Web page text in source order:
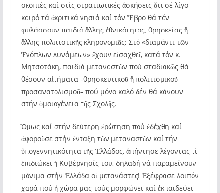
σκοπιές καί στίς στρατιωτικές ἀσκήσεις ὅτι σέ λίγο
καιρό τά ἀκριτικά νησιά καί τόν Ἕβρο θά τόν
φυλάσσουν παιδιά ἄλλης ἐθνικότητος, θρησκείας ἤ
ἄλλης πολιτιστικῆς κληρονομιᾶς; Στό «διαμάντι τῶν
Ἐνόπλων Δυνάμεων» ἔχουν εἰσαχθεῖ, κατά τόν κ.
Μητσοτάκη, παιδιά μεταναστῶν πού σταδιακῶς θά
θέσουν αἰτήματα –θρησκευτικοῦ ἤ πολιτισμικοῦ
προσανατολισμοῦ– πού μόνο καλό δέν θά κάνουν
στήν ὁμοιογένεια τῆς Σχολῆς.
Ὅμως καί στήν δεύτερη ἐρώτηση πού ἐδέχθη καί
ἀφοροῦσε στήν ἔνταξη τῶν μεταναστῶν καί τήν
ὑπογεννητικότητα τῆς Ἑλλάδος, ἀπήντησε λέγοντας τί
ἐπιδιώκει ἡ Κυβέρνησίς του, δηλαδή νά παραμείνουν
μόνιμα στήν Ἑλλάδα οἱ μετανάστες! Ἐξέφρασε λοιπόν
χαρά πού ἡ χώρα μας τούς μορφώνει καί ἐκπαιδεύει